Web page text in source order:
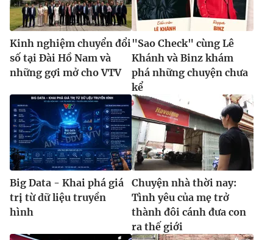
Kinh nghiệm chuyển đổi
số tại Đài Hồ Nam và
những gợi mở cho VTV
"Sao Check" cùng Lê
Khánh và Binz khám
phá những chuyện chưa
kể
Big Data - Khai phá giá
trị từ dữ liệu truyền
hình
Chuyện nhà thời nay:
Tình yêu của mẹ trở
thành đôi cánh đưa con
ra thế giới